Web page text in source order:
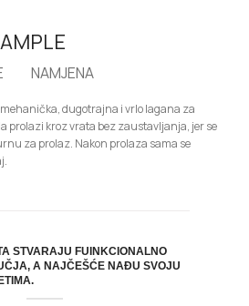
NAMJENA
dugotrajna i vrlo lagana za
prolazi kroz vrata bez zaustavljanja, jer se
za prolaz. Nakon prolaza sama se
STVARAJU FUINKCIONALNO
A NAJČEŠĆE NAĐU SVOJU